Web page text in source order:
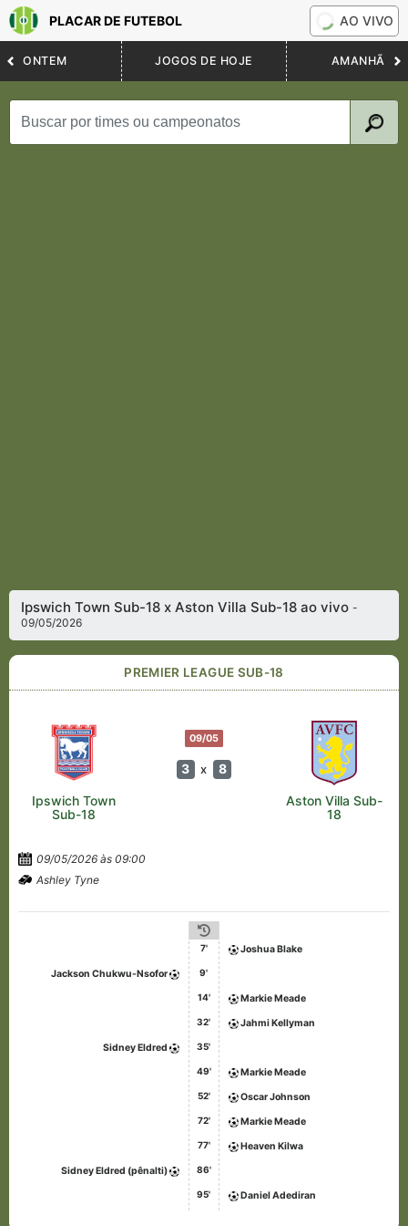
PLACAR DE FUTEBOL AO VIVO
ONTEM JOGOS DE HOJE AMANHÃ
Ipswich Town Sub-18 x Aston Villa Sub-18 ao vivo-
09/05/2026
PREMIER LEAGUE SUB-18
09/05
3 x 8
Ipswich Town
Sub-18
Aston Villa Sub-
18
09/05/2026 às 09:00
Ashley Tyne
7' Joshua Blake
Jackson Chukwu-Nsofor 9'
14' Markie Meade
32' Jahmi Kellyman
Sidney Eldred 35'
49' Markie Meade
52' Oscar Johnson
72' Markie Meade
77' Heaven Kilwa
Sidney Eldred (pênalti) 86'
95' Daniel Adediran